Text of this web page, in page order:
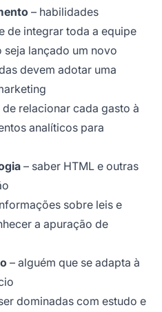
– habilidades
de integrar toda a equipe
seja lançado um novo
devem adotar uma
de relacionar cada gasto à
analíticos para
– saber HTML e outras
sobre leis e
a apuração de
– alguém que se adapta à
dominadas com estudo e